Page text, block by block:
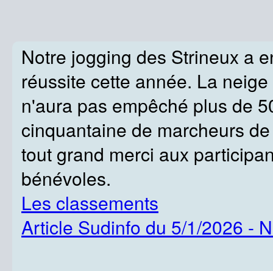
Notre jogging des Strineux a
réussite cette année. La
n'aura pas empêché plus de
cinquantaine de marcheurs
tout grand merci aux
bénévoles.
Les classements
Article Sudinfo du 5/1/2026 -